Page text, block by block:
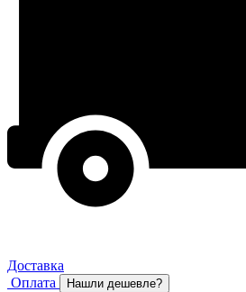
Доставка
Оплата
Нашли дешевле?